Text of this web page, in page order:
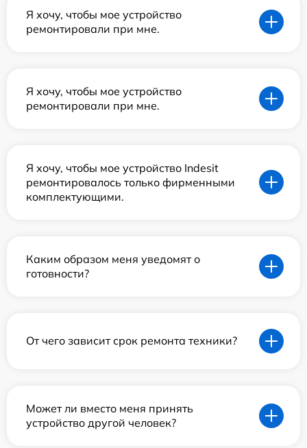
Я хочу, чтобы мое устройство
ремонтировали при мне.
Я хочу, чтобы мое устройство
ремонтировали при мне.
Я хочу, чтобы мое устройство Indesit
ремонтировалось только фирменными
комплектующими.
Каким образом меня уведомят о
готовности?
От чего зависит срок ремонта техники?
Может ли вместо меня принять
устройство другой человек?